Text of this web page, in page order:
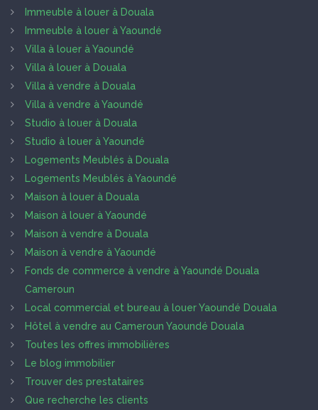
Immeuble à louer à Douala
Immeuble à louer à Yaoundé
Villa à louer à Yaoundé
Villa à louer à Douala
Villa à vendre à Douala
Villa à vendre à Yaoundé
Studio à louer à Douala
Studio à louer à Yaoundé
Logements Meublés à Douala
Logements Meublés à Yaoundé
Maison à louer à Douala
Maison à louer à Yaoundé
Maison à vendre à Douala
Maison à vendre à Yaoundé
Fonds de commerce à vendre à Yaoundé Douala
Cameroun
Local commercial et bureau à louer Yaoundé Douala
Hôtel à vendre au Cameroun Yaoundé Douala
Toutes les offres immobilières
Le blog immobilier
Trouver des prestataires
Que recherche les clients